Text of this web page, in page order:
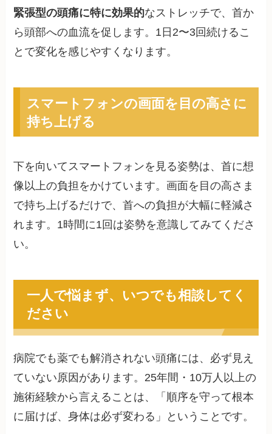
緊張型の頭痛に特に効果的なストレッチで、首か
ら頭部への血流を促します。1日2〜3回続けるこ
とで変化を感じやすくなります。
スマートフォンの画面を目の高さに
持ち上げる
下を向いてスマートフォンを見る姿勢は、首に想
像以上の負担をかけています。画面を目の高さま
で持ち上げるだけで、首への負担が大幅に軽減さ
れます。1時間に1回は姿勢を意識してみてくださ
い。
一人で悩まず、いつでも相談してく
ださい
病院でも薬でも解消されない頭痛には、必ず見え
ていない原因があります。25年間・10万人以上の
施術経験から言えることは、「順序を守って根本
に届けば、身体は必ず変わる」ということです。